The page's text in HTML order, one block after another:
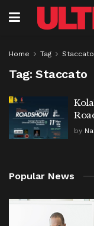
Home Tag Staccato
Tag: Staccato
by
Popular News